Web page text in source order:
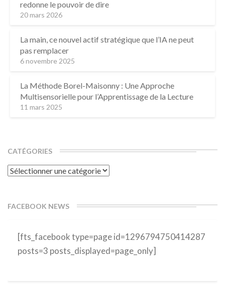
redonne le pouvoir de dire
20 mars 2026
La main, ce nouvel actif stratégique que l’IA ne peut
pas remplacer
6 novembre 2025
La Méthode Borel-Maisonny : Une Approche
Multisensorielle pour l’Apprentissage de la Lecture
11 mars 2025
CATÉGORIES
Catégories
FACEBOOK NEWS
[fts_facebook type=page id=1296794750414287
posts=3 posts_displayed=page_only]